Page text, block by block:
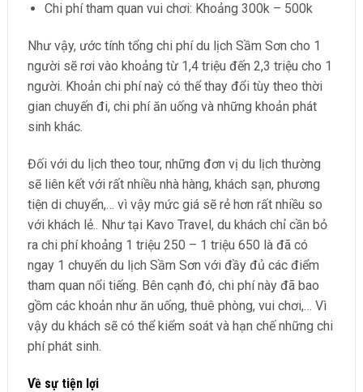
Chi phí tham quan vui chơi: Khoảng 300k – 500k
Như vậy, ước tính tổng chi phí du lịch Sầm Sơn cho 1
người sẽ rơi vào khoảng từ 1,4 triệu đến 2,3 triệu cho 1
người. Khoản chi phí naỳ có thể thay đổi tùy theo thời
gian chuyến đi, chi phí ăn uống và những khoản phát
sinh khác.
Đối với du lịch theo tour, những đơn vị du lịch thường
sẽ liên kết với rất nhiều nhà hàng, khách sạn, phương
tiện di chuyển,… vì vậy mức giá sẽ rẻ hơn rất nhiều so
với khách lẻ.. Như tại Kavo Travel, du khách chỉ cần bỏ
ra chi phí khoảng 1 triệu 250 – 1 triệu 650 là đã có
ngay 1 chuyến du lịch Sầm Sơn với đầy đủ các điểm
tham quan nổi tiếng. Bên cạnh đó, chi phí này đã bao
gồm các khoản như ăn uống, thuê phòng, vui chơi,… Vì
vậy du khách sẽ có thể kiểm soát và hạn chế những chi
phí phát sinh.
Về sự tiện lợi